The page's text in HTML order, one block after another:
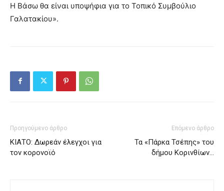
Η Βάσω θα είναι υποψήφια για το Τοπικό Συμβούλιο
Γαλατακίου».
Προηγούμενο άρθρο
ΚΙΑΤΟ: Δωρεάν έλεγχοι για
τον κορονοϊό
Επόμενο άρθρο
Τα «Πάρκα Τσέπης» του
δήμου Κορινθίων…